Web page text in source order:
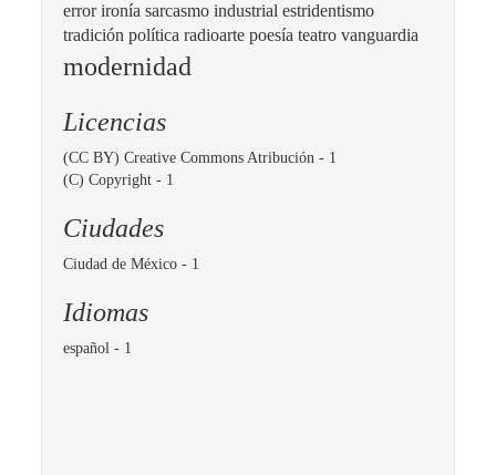
error ironía sarcasmo industrial estridentismo
tradición política radioarte poesía teatro vanguardia
modernidad
Licencias
(CC BY) Creative Commons Atribución - 1
(C) Copyright - 1
Ciudades
Ciudad de México - 1
Idiomas
español - 1